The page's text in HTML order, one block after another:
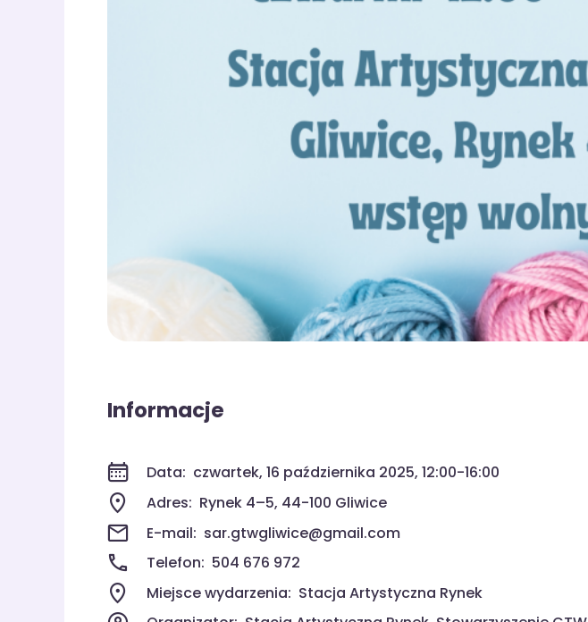
Informacje
Data: czwartek, 16 października 2025, 12:00-16:00
Adres: Rynek 4–5, 44-100 Gliwice
E-mail: sar.gtwgliwice@gmail.com
Telefon: 504 676 972
Miejsce wydarzenia: Stacja Artystyczna Rynek